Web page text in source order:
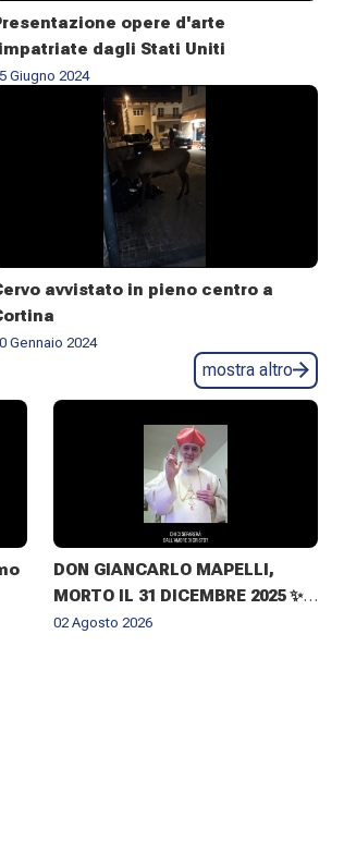
opere d'arte
dagli Stati Uniti
Giugno 2024
avvistato in pieno centro a
Gennaio 2024
mostra altro
DON GIANCARLO MAPELLI,
MORTO IL 31 DICEMBRE 2025 ✨
IL RICORDO DEL CUGINO
02 Agosto 2026